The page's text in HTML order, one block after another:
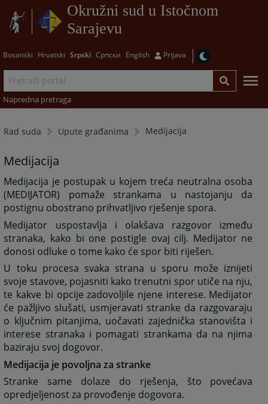
Okružni sud u Istočnom
Sarajevu
Bosanski Hrvatski Srpski Српски English Prijava
Napredna pretraga
Rad suda Upute građanima Medijacija
Medijacija
Medijacija je postupak u kojem treća neutralna osoba
(MEDIJATOR) pomaže strankama u nastojanju da
postignu obostrano prihvatljivo rješenje spora.
Medijator uspostavlja i olakšava razgovor između
stranaka, kako bi one postigle ovaj cilj. Medijator ne
donosi odluke o tome kako će spor biti riješen.
U toku procesa svaka strana u sporu može iznijeti
svoje stavove, pojasniti kako trenutni spor utiče na nju,
te kakve bi opcije zadovoljile njene interese. Medijator
će pažljivo slušati, usmjeravati stranke da razgovaraju
o ključnim pitanjima, uočavati zajednička stanovišta i
interese stranaka i pomagati strankama da na njima
baziraju svoj dogovor.
Medijacija je povoljna za stranke
Stranke same dolaze do rješenja, što povećava
opredjeljenost za provođenje dogovora.